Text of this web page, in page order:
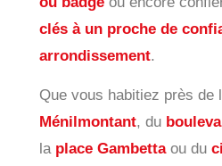
clés à un proche de
arrondissement.
Que vous habitiez près de
Ménilmontant, du
la place Gambettaou du